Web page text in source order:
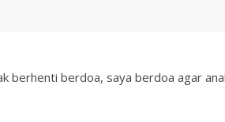
berhenti berdoa, saya berdoa agar